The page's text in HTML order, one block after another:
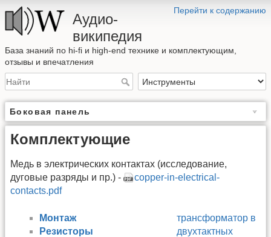
Перейти к содержанию
Аудио-
википедия
База знаний по hi-fi и high-end технике и комплектующим,
отзывы и впечатления
Боковая панель
Комплектующие
Медь в электрических контактах (исследование,
дуговые разряды и пр.) -
copper-in-electrical-
contacts.pdf
Монтаж
Резисторы
трансформатор в
двухтактных